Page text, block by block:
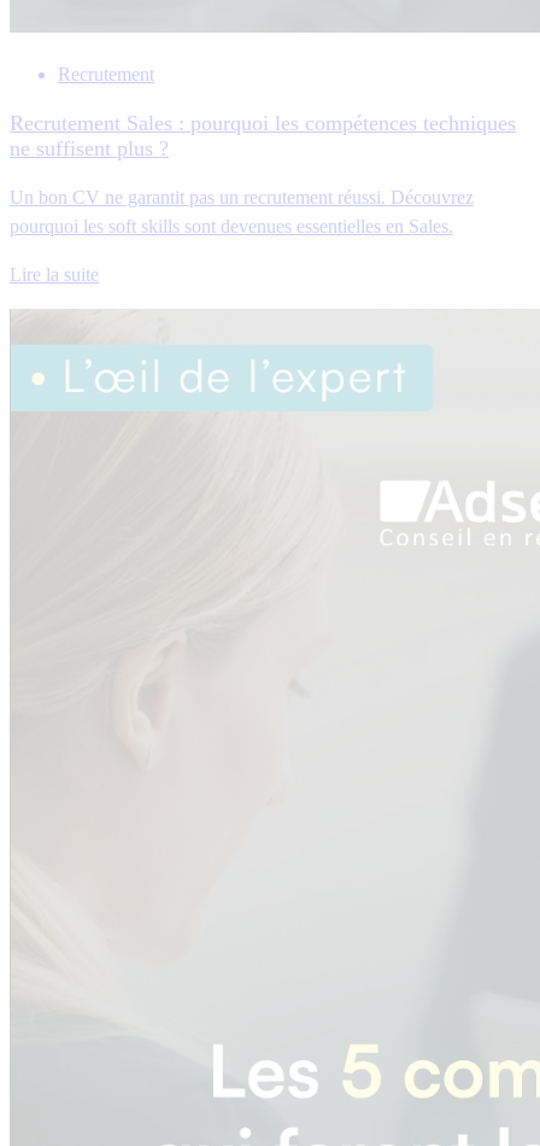
Recrutement
Recrutement Sales : pourquoi les compétences techniques
ne suffisent plus ?
Un bon CV ne garantit pas un recrutement réussi. Découvrez
pourquoi les soft skills sont devenues essentielles en Sales.
Lire la suite